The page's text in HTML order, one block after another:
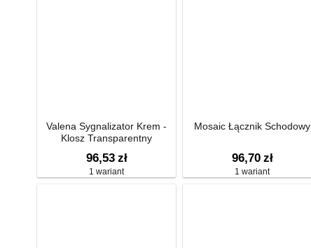
Valena Sygnalizator Krem -
Klosz Transparentny
96,53 zł
1 wariant
Mosaic Łącznik Schodowy
96,70 zł
1 wariant